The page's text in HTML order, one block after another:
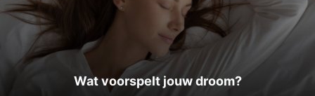
Wat voorspelt jouw droom?